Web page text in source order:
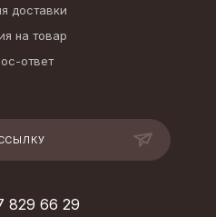
доставки
на товар
ответ
829 66 29